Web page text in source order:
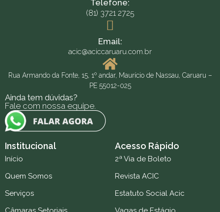
Telefone:
(81) 3721 2725
Email:
acic@aciccaruaru.com.br
Rua Armando da Fonte, 15, 1º andar, Maurício de Nassau, Caruaru –
PE 55012-025
Ainda tem dúvidas?
Fale com nossa equipe.
Institucional
Início
Quem Somos
Serviços
Acesso Rápido
2ª Via de Boleto
Revista ACIC
Estatuto Social Acic